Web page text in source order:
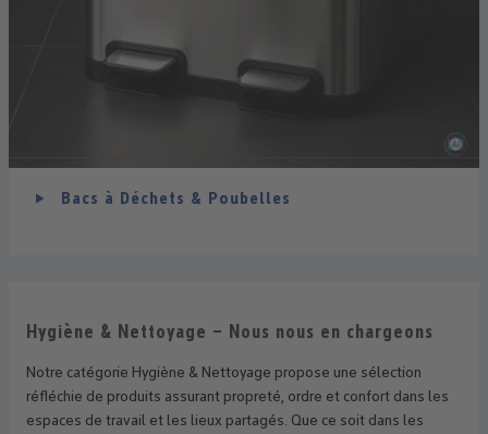
Bacs à Déchets & Poubelles
Hygiène & Nettoyage – Nous nous en chargeons
Notre catégorie Hygiène & Nettoyage propose une sélection
réfléchie de produits assurant propreté, ordre et confort dans les
espaces de travail et les lieux partagés. Que ce soit dans les